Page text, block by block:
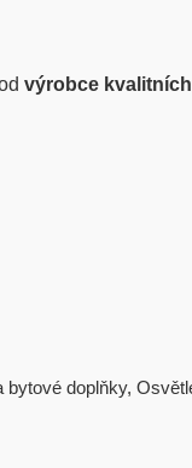
výrobce
bytové doplňky,